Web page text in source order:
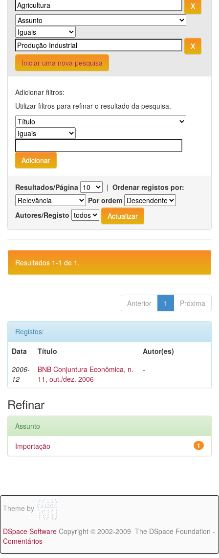
Iniciar uma nova pesquisa
Adicionar filtros:
Utilizar filtros para refinar o resultado da pesquisa.
Resultados/Página | Ordenar registos por:
Por ordem
Autores/Registo
Resultados 1-1 de 1.
Anterior 1 Próxima
Registos:
Data
Título
Autor(es)
2006-
12
BNB Conjuntura Econômica, n.
11, out./dez. 2006
-
Refinar
Assunto
1
Importação
Theme by
DSpace Software Copyright © 2002-2009 The DSpace Foundation -
Comentários